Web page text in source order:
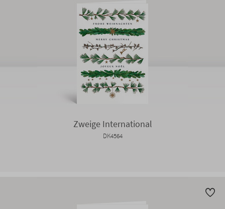
Zweige International
DK4564